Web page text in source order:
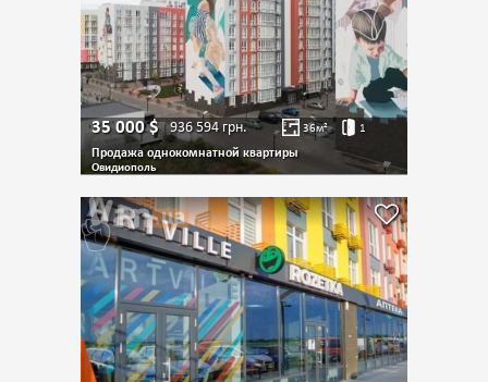
35 000$ 936 594 грн. 36м² 1
Продажа однокомнатной квартиры
Овидиополь